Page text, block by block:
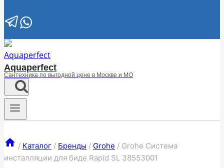
Aquaperfect
Сантехника по выгодной цене в Москве и МО
/ Каталог / Бренды / Grohe / Grohe Система
инсталляции для биде Rapid SL 38553001